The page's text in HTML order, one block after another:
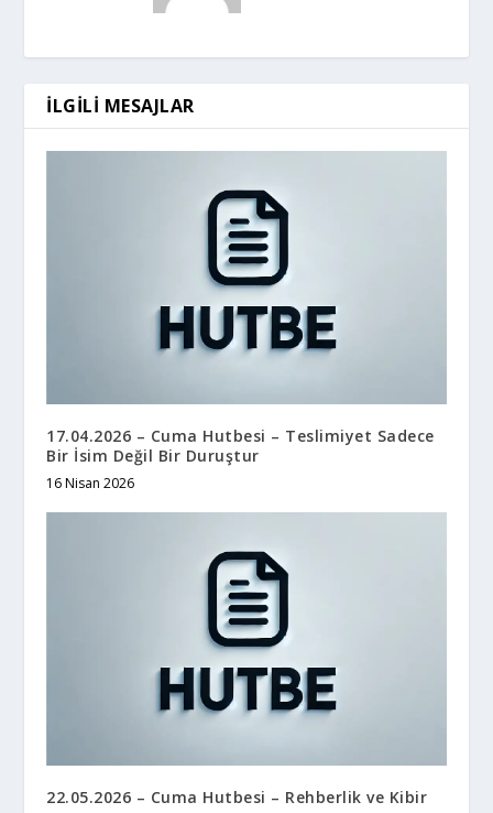
İLGILI MESAJLAR
17.04.2026 – Cuma Hutbesi – Teslimiyet Sadece
Bir İsim Değil Bir Duruştur
16 Nisan 2026
22.05.2026 – Cuma Hutbesi – Rehberlik ve Kibir